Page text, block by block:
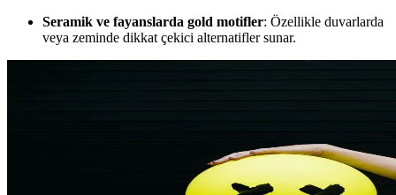
Seramik ve fayanslarda gold motifler: Özellikle duvarlarda
veya zeminde dikkat çekici alternatifler sunar.